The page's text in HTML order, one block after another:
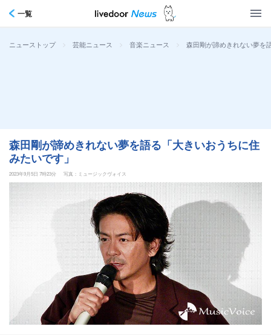
一覧
ニューストップ > 芸能ニュース > 音楽ニュース > 森田剛が諦めきれない夢を
森田剛が諦めきれない夢を語る「大きいおうちに住
みたいです」
2023年9月5日 7時23分 写真：ミュージックヴォイス